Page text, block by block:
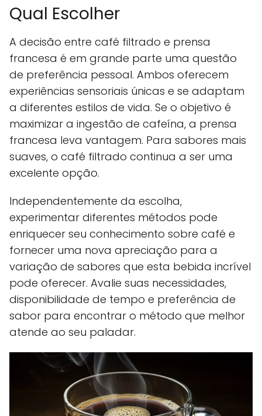
Qual Escolher
A decisão entre café filtrado e prensa
francesa é em grande parte uma questão
de preferência pessoal. Ambos oferecem
experiências sensoriais únicas e se adaptam
a diferentes estilos de vida. Se o objetivo é
maximizar a ingestão de cafeína, a prensa
francesa leva vantagem. Para sabores mais
suaves, o café filtrado continua a ser uma
excelente opção.
Independentemente da escolha,
experimentar diferentes métodos pode
enriquecer seu conhecimento sobre café e
fornecer uma nova apreciação para a
variação de sabores que esta bebida incrível
pode oferecer. Avalie suas necessidades,
disponibilidade de tempo e preferência de
sabor para encontrar o método que melhor
atende ao seu paladar.